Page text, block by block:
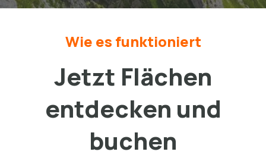
Wie es funktioniert
Jetzt Flächen
entdecken und
buchen